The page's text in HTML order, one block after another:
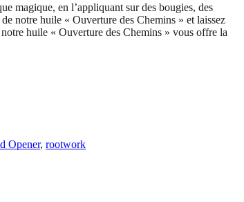
magique, en l’appliquant sur des bougies, des
notre huile « Ouverture des Chemins » et laissez
huile « Ouverture des Chemins » vous offre la
Opener, rootwork